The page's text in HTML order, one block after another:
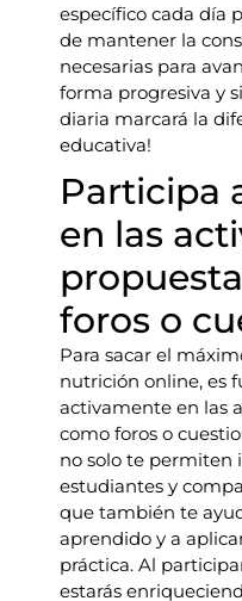
específico cada día
de mantener la
necesarias para
forma progresiva y
diaria marcará la
educativa!
Participa
en las
foros o
Para sacar el
nutrición online, es
activamente en las
como foros o
no solo te permiten
estudiantes y
que también te
aprendido y a
práctica. Al
estarás